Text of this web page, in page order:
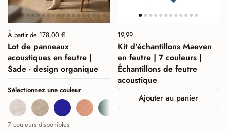
Prix :
À partir de 178,00 €
Lot de panneaux
acoustiques en feutre |
Sade - design organique
Sélectionnez une couleur
Beige Sand Navy CognacDeep GreenBurgundySage Green
7 couleurs disponibles
Prix :
19,99
Kit d'échantillons Maeven
en feutre | 7 couleurs |
Échantillons de feutre
acoustique
Ajouter au panier